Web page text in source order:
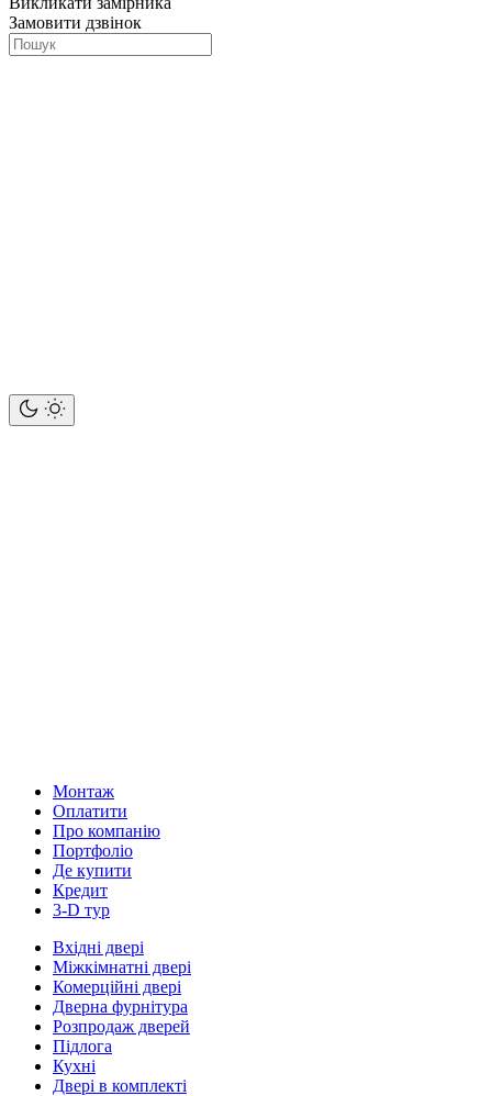
Замовити дзвінок
Монтаж
Оплатити
Про компанію
Портфоліо
Де купити
Кредит
3-D тур
Вхідні двері
Міжкімнатні двері
Комерційні двері
Дверна фурнітура
Розпродаж дверей
Підлога
Кухні
Двері в комплекті